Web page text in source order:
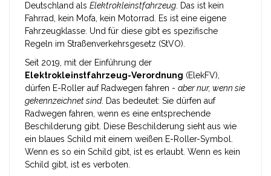
Deutschland als Elektrokleinstfahrzeug . Das ist kein
Fahrrad, kein Mofa, kein Motorrad. Es ist eine eigene
Fahrzeugklasse. Und für diese gibt es spezifische
Regeln im Straßenverkehrsgesetz (StVO).
Seit 2019, mit der Einführung der
Elektrokleinstfahrzeug-Verordnung (ElekFV),
dürfen E-Roller auf Radwegen fahren - aber nur, wenn sie
gekennzeichnet sind. Das bedeutet: Sie dürfen auf
Radwegen fahren, wenn es eine entsprechende
Beschilderung gibt. Diese Beschilderung sieht aus wie
ein blaues Schild mit einem weißen E-Roller-Symbol.
Wenn es so ein Schild gibt, ist es erlaubt. Wenn es kein
Schild gibt, ist es verboten.